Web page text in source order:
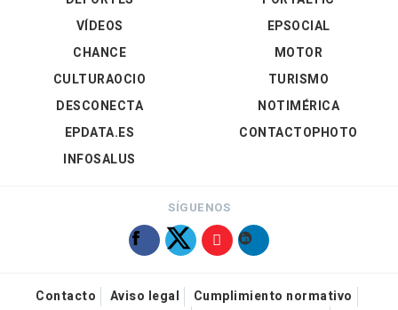
VÍDEOS
EPSOCIAL
CHANCE
CULTURAOCIO
DESCONECTA
EPDATA.ES
INFOSALUS
MOTOR
TURISMO
NOTIMÉRICA
CONTACTOPHOTO
SÍGUENOS
Contacto Aviso legal
Cumplimiento normativo